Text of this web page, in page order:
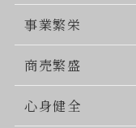
事業繁栄
商売繁盛
心身健全